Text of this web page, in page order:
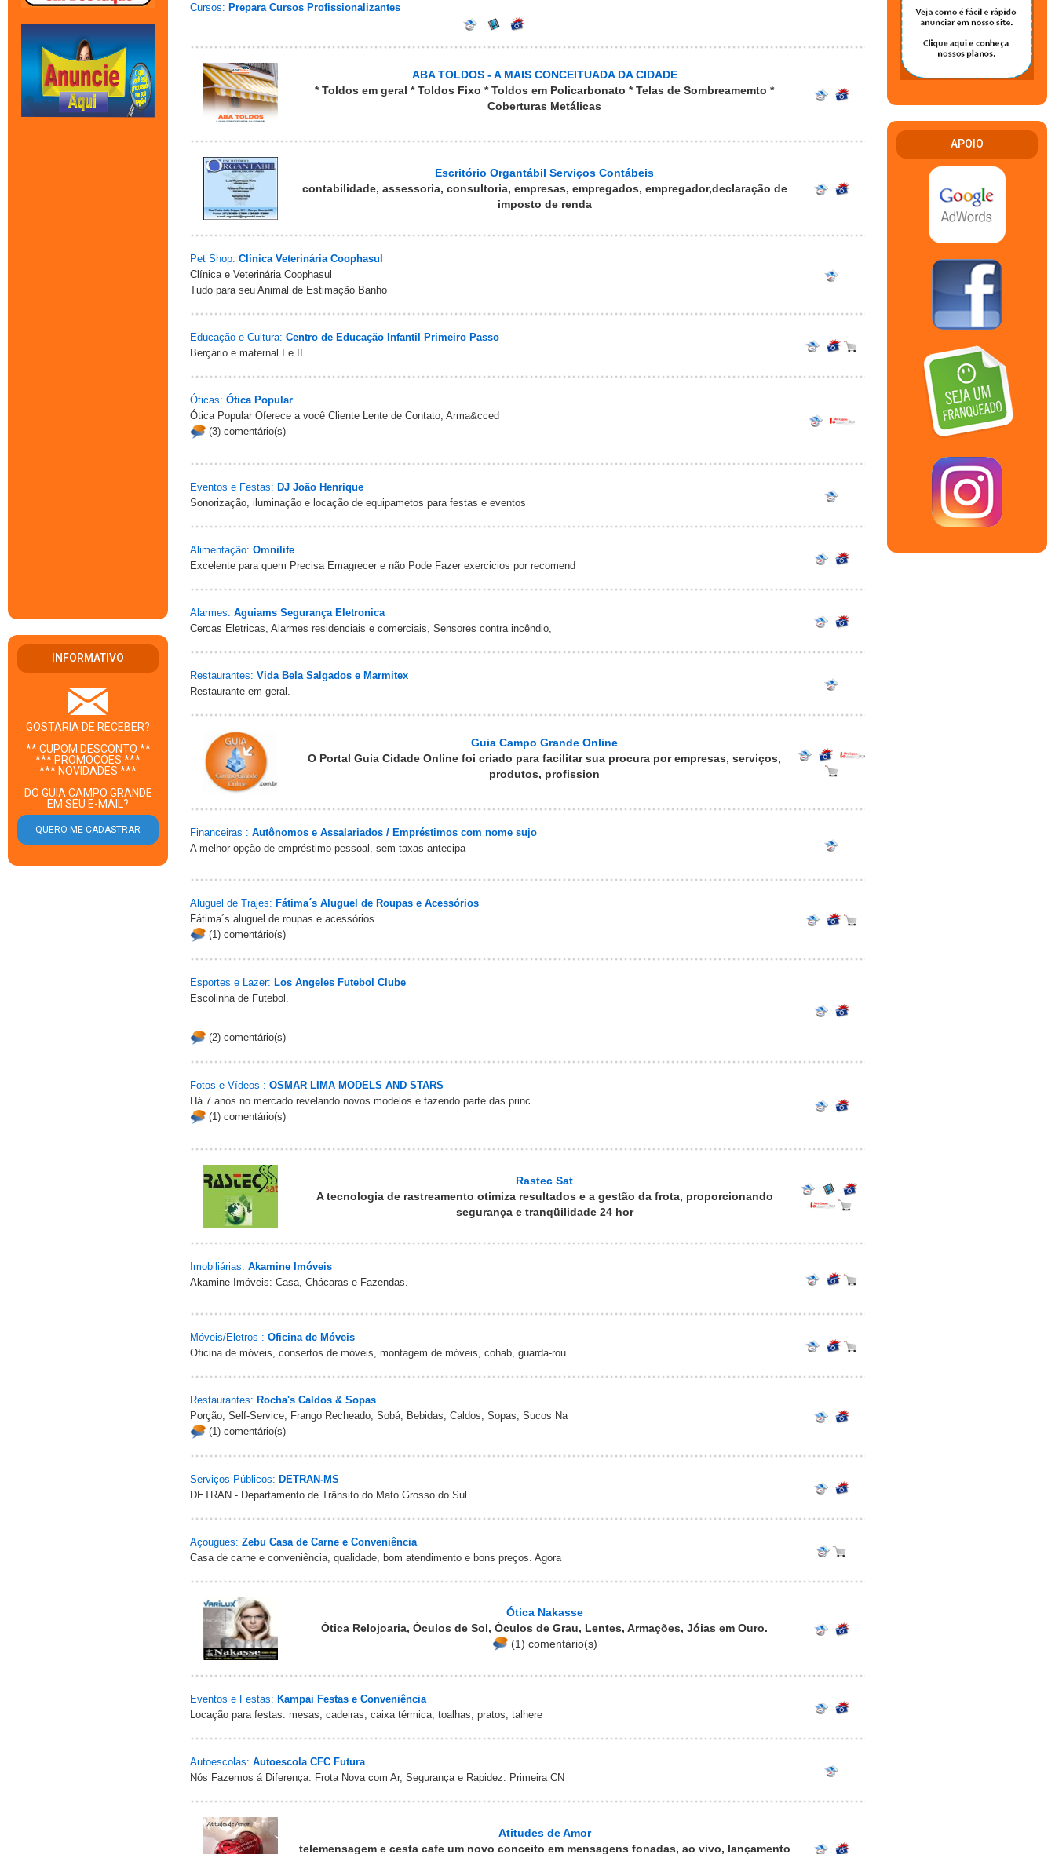
INFORMATIVO
GOSTARIA DE RECEBER?
** CUPOM DESCONTO **
*** PROMOÇÕES ***
*** NOVIDADES ***
DO GUIA CAMPO GRANDE
EM SEU E-MAIL?
Cursos: Prepara Cursos Profissionalizantes
ABA TOLDOS - A MAIS CONCEITUADA DA CIDADE
* Toldos em geral * Toldos Fixo * Toldos em Policarbonato * Telas de Sombreamemto *
Coberturas Metálicas
Escritório Organtábil Serviços Contábeis
contabilidade, assessoria, consultoria, empresas, empregados, empregador,declaração de
imposto de renda
Pet Shop: Clínica Veterinária Coophasul
Clínica e Veterinária Coophasul
Tudo para seu Animal de Estimação Banho
Educação e Cultura: Centro de Educação Infantil Primeiro Passo
Berçário e maternal I e II
Óticas: Ótica Popular
Ótica Popular Oferece a você Cliente Lente de Contato, Arma&cced
(3) comentário(s)
Eventos e Festas: DJ João Henrique
Sonorização, iluminação e locação de equipametos para festas e eventos
Alimentação: Omnilife
Excelente para quem Precisa Emagrecer e não Pode Fazer exercicios por recomend
Alarmes: Aguiams Segurança Eletronica
Cercas Eletricas, Alarmes residenciais e comerciais, Sensores contra incêndio,
Restaurantes: Vida Bela Salgados e Marmitex
Restaurante em geral.
Guia Campo Grande Online
O Portal Guia Cidade Online foi criado para facilitar sua procura por empresas, serviços,
produtos, profission
Financeiras : Autônomos e Assalariados / Empréstimos com nome sujo
A melhor opção de empréstimo pessoal, sem taxas antecipa
Aluguel de Trajes: Fátima´s Aluguel de Roupas e Acessórios
Fátima´s aluguel de roupas e acessórios.
(1) comentário(s)
Esportes e Lazer: Los Angeles Futebol Clube
Escolinha de Futebol.
(2) comentário(s)
Fotos e Vídeos : OSMAR LIMA MODELS AND STARS
Há 7 anos no mercado revelando novos modelos e fazendo parte das princ
(1) comentário(s)
Rastec Sat
A tecnologia de rastreamento otimiza resultados e a gestão da frota, proporcionando
segurança e tranqüilidade 24 hor
Imobiliárias: Akamine Imóveis
Akamine Imóveis: Casa, Chácaras e Fazendas.
Móveis/Eletros : Oficina de Móveis
Oficina de móveis, consertos de móveis, montagem de móveis, cohab, guarda-rou
Restaurantes: Rocha's Caldos & Sopas
Porção, Self-Service, Frango Recheado, Sobá, Bebidas, Caldos, Sopas, Sucos Na
(1) comentário(s)
Serviços Públicos: DETRAN-MS
DETRAN - Departamento de Trânsito do Mato Grosso do Sul.
Açougues: Zebu Casa de Carne e Conveniência
Casa de carne e conveniência, qualidade, bom atendimento e bons preços. Agora
Ótica Nakasse
Ótica Relojoaria, Óculos de Sol, Óculos de Grau, Lentes, Armações, Jóias em Ouro.
(1) comentário(s)
Eventos e Festas: Kampai Festas e Conveniência
Locação para festas: mesas, cadeiras, caixa térmica, toalhas, pratos, talhere
Autoescolas: Autoescola CFC Futura
Nós Fazemos á Diferença. Frota Nova com Ar, Segurança e Rapidez. Primeira CN
Atitudes de Amor
telemensagem e cesta cafe um novo conceito em mensagens fonadas, ao vivo, lançamento
APOIO